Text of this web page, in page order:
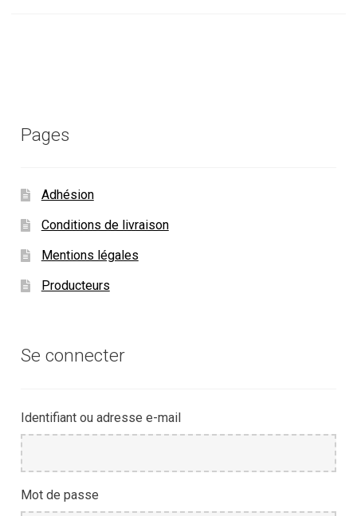
Pages
Adhésion
Conditions de livraison
Mentions légales
Producteurs
Se connecter
Identifiant ou adresse e-mail
Mot de passe